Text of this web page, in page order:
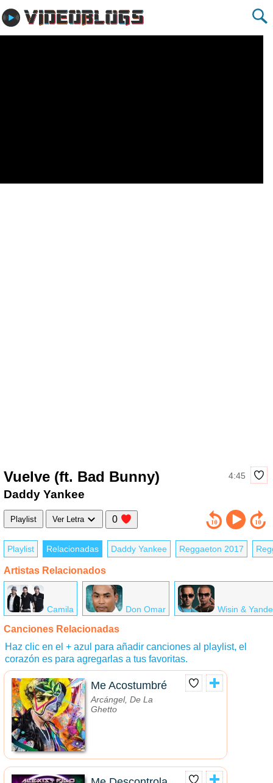
Vuelve (ft. Bad Bunny) 4:45
Daddy Yankee
Playlist Ver Letra 0
Playlist Relacionadas Daddy Yankee Reggaeton 2017
Artistas Relacionados
Camila Don Omar Wisin &
Canciones Relacionadas
Haz clic en el + azul para añadir canciones al playlist, el
corazón es para agregarlas a tus favoritas.
Me Acostumbré
Arcángel, De La
Ghetto